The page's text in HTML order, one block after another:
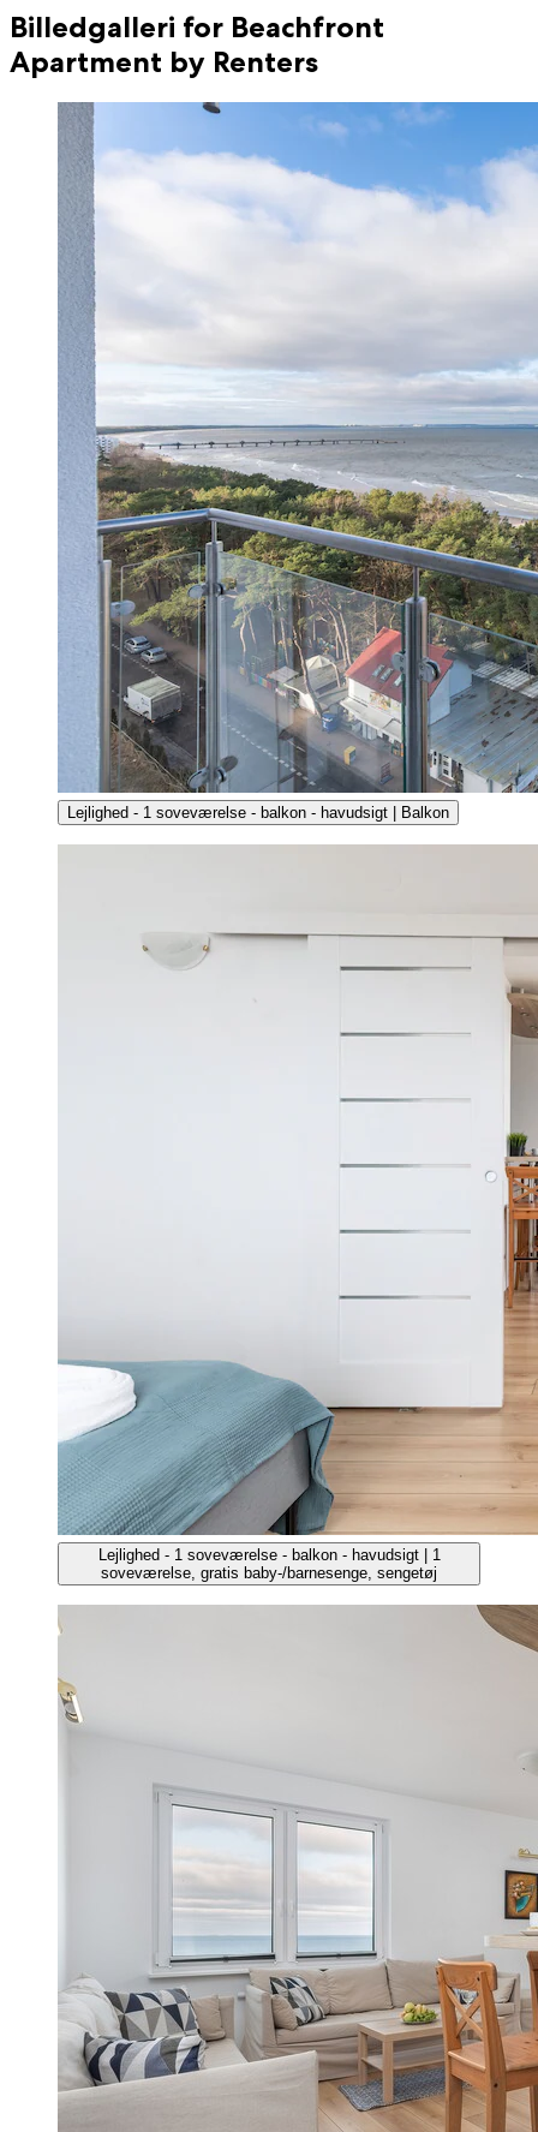
Billedgalleri for Beachfront
Apartment by Renters
Lejlighed - 1 soveværelse - balkon - havudsigt | Balkon
Lejlighed - 1 soveværelse - balkon - havudsigt | 1
soveværelse, gratis baby-/barnesenge, sengetøj